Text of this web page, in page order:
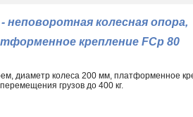
неповоротная колесная опора,
крепление FCp 80
диаметр колеса 200 мм, платформенное
грузов до 400 кг.